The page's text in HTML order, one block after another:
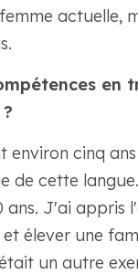
actuelle,
en
cinq
cette
J'ai appris
élever une
un autre